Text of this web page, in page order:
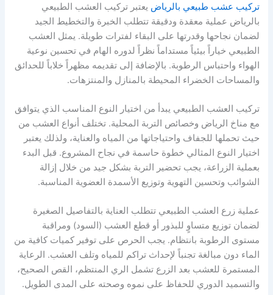
تركيب عشب طبيعي بالرياض يعتبر تركيب العشب الطبيعي
بالرياض عملية معقدة ودقيقة تتطلب الخبرة والتخطيط الجيد
لضمان نجاحها وقدرتها على البقاء لفترات طويلة. يمثل العشب
الطبيعي خياراً بيئياً مستداماً نظراً لدوره الهام في تحسين نوعية
الهواء واحتباس الرطوبة. بالإضافة إلى تقديمه مظهراً خلاباً للحدائق
والمساحات الخضراء المحيطة بالمنازل والمنتزهات.
تركيب العشب الطبيعي يبدأ من اختيار النوع المناسب الذي يتوافق
مع مناخ الرياض وخصائص التربة المحلية. تختلف أنواع العشب من
حيث تحملها للجفاف واحتياجاتها من المياه والعناية، ولذلك يعتبر
اختيار النوع المثالي خطوة حاسمة في نجاح المشروع. قبل البدء
بعملية الزراعة، يجب تحضير التربة بشكل جيد من خلال إزالة
الشوائب وتحسين التهوية وتوزيع الأسمدة العضوية المناسبة.
عملية زرع العشب الطبيعي تتطلب العناية بالتفاصيل الصغيرة
لضمان توزيع متساوٍ للبذور أو قطع العشب (السود) ومراقبة
مستوى الرطوبة بانتظام. يجب الحرص على توفير كميات كافية من
الماء دون مبالغة تجنباً لإحداث تراكم للمياه وتلف العشب. الرعاية
المستمرة للعشب بعد الزرع تشمل الري المنتظم، القص الصحيح،
والتسميد الدوري للحفاظ على نموه وصحته على المدى الطويل.